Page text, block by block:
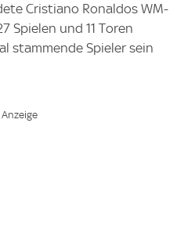
Cristiano Ronaldos WM-
Spielen und 11 Toren
stammende Spieler sein